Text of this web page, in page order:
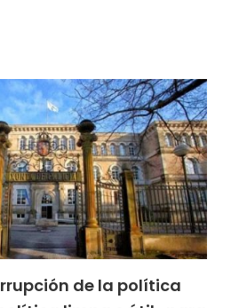
de la política